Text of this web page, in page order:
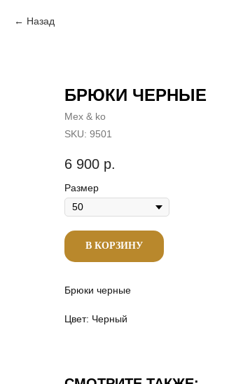
Назад
БРЮКИ ЧЕРНЫЕ
Mex & ko
SKU: 9501
6 900 р.
Размер
В КОРЗИНУ
Брюки черные
Цвет: Черный